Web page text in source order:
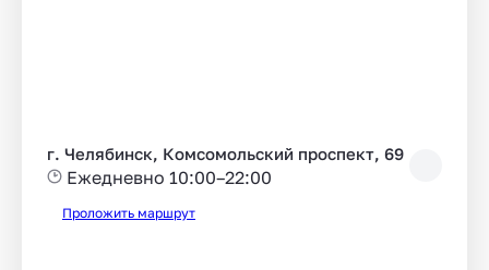
г. Челябинск, Комсомольский проспект, 69
Ежедневно 10:00–22:00
Проложить маршрут